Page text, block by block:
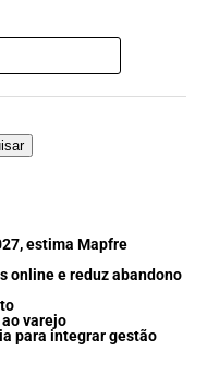
estima Mapfre
online e reduz abandono
varejo
para integrar gestão